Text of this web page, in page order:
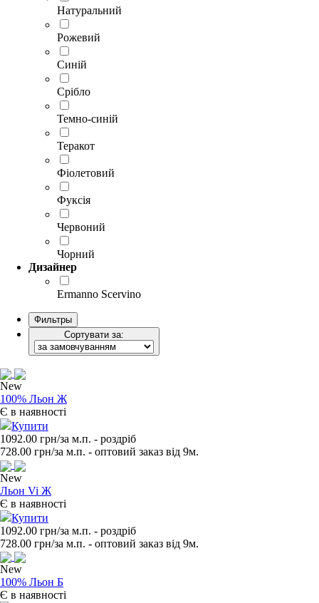
Натуральний
Рожевий
Синій
Срібло
Темно-синій
Теракот
Фіолетовий
Фуксія
Червоний
Чорний
Дизайнер
Ermanno Scervino
Фильтры
Сортувати за:
New
100% Льон Ж
Є в наявності
Купити
1092.00 грн/за м.п. - роздрiб
728.00 грн/за м.п. - оптовий заказ вiд 9м.
New
Льон Vi Ж
Є в наявності
Купити
1092.00 грн/за м.п. - роздрiб
728.00 грн/за м.п. - оптовий заказ вiд 9м.
New
100% Льон Б
Є в наявності